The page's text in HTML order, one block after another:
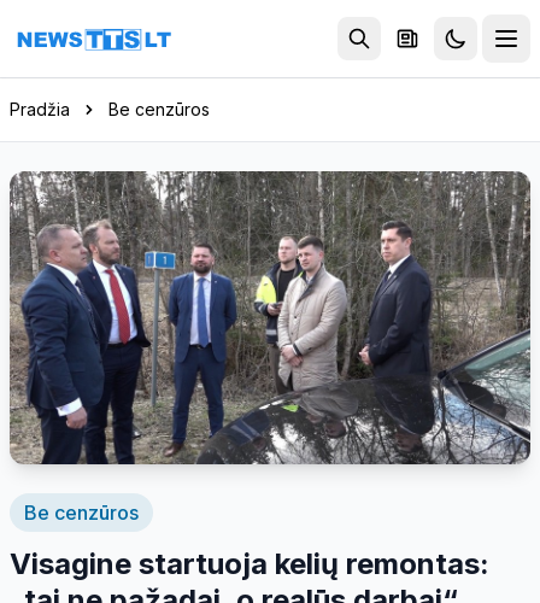
Eiti į turinį
Pradžia Be cenzūros
Be cenzūros
Visagine startuoja kelių remontas: